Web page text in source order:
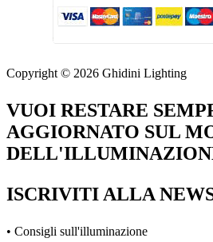
Copyright © 2026 Ghidini Lighting
VUOI RESTARE
AGGIORNATO SUL
ISCRIVITI ALLA
• Consigli sull'illuminazione